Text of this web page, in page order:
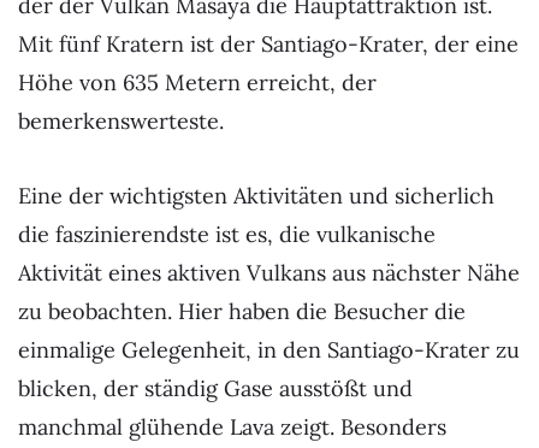
Mit fünf Kratern ist der Santiago-Krater, der eine
Höhe von 635 Metern erreicht, der
bemerkenswerteste.
Eine der wichtigsten Aktivitäten und sicherlich
die faszinierendste ist es, die vulkanische
Aktivität eines aktiven Vulkans aus nächster Nähe
zu beobachten. Hier haben die Besucher die
einmalige Gelegenheit, in den Santiago-Krater zu
blicken, der ständig Gase ausstößt und
manchmal glühende Lava zeigt. Besonders